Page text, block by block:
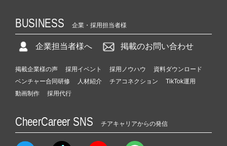
BUSINESS 企業・採用担当者様
企業担当者様へ 掲載のお問い合わせ
掲載企業様の声 採用イベント 採用ノウハウ
資料ダウンロード
ベンチャー合同研修
人材紹介 チアコネクション
TikTok運用
動画制作
採用代行
CheerCareer SNS チアキャリアからの発信